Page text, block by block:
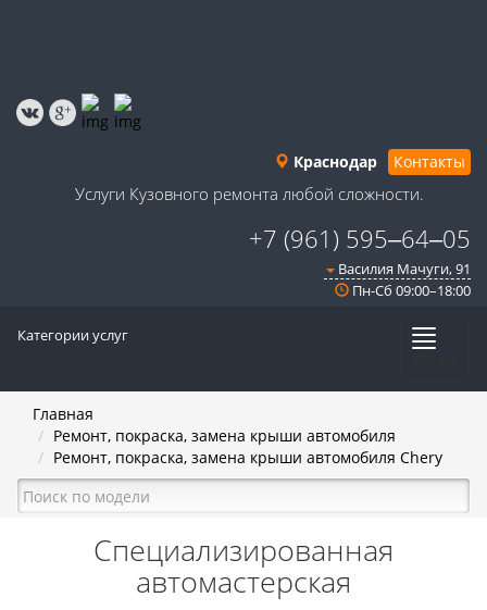
Краснодар Контакты
Услуги Кузовного ремонта любой сложности.
+7 (961) 595‒64‒05
Василия Мачуги, 91​
Пн-Сб 09:00–18:00
Категории услуг
Главная
Ремонт, покраска, замена крыши автомобиля
Ремонт, покраска, замена крыши автомобиля Chery
Специализированная
автомастерская